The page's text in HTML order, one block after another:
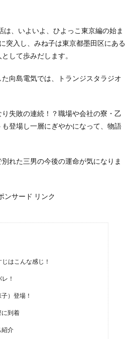
は、いよいよ、ひよっこ東京編の始ま
突入し、みね子は東京都墨田区にある
して歩みだします。
向島電気では、トランジスタラジオ
失敗の連続！？職場や会社の寮・乙
登場し一層にぎやかになって、物語
れた三男の今後の運命が気になりま
ンサード リンク
はこんな感じ！
！
）登場！
に到着
紹介